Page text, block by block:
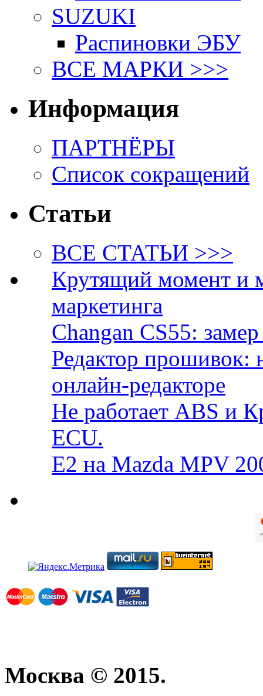
SUZUKI
Распиновки ЭБУ
ВСЕ МАРКИ >>>
Информация
ПАРТНЁРЫ
Список сокращений
Статьи
ВСЕ СТАТЬИ >>>
Крутящий момент и
маркетинга
Changan CS55:
Редактор прошивок:
онлайн-редакторе
Не работает ABS и
ECU.
E2 на Mazda MPV
Москва © 2015.